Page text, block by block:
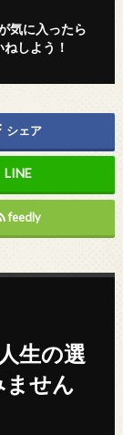
気に入ったら
ねしよう！
シェア
feedly
生の選
ません